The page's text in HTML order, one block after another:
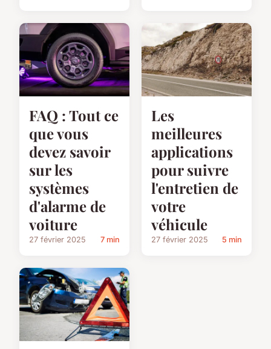
FAQ : Tout ce
que vous
devez savoir
sur les
systèmes
d'alarme de
voiture
27 février 2025 7 min
Les
meilleures
applications
pour suivre
l'entretien de
votre
véhicule
27 février 2025 5 min